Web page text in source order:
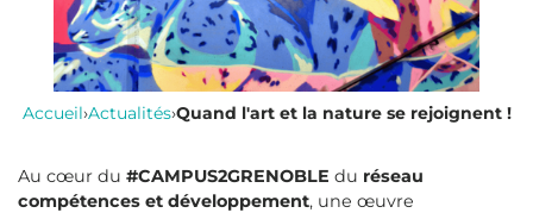
Accueil›Actualités›Quand l'art et la nature se rejoignent !
Au cœur du #CAMPUS2GRENOBLE du réseau
compétences et développement, une œuvre